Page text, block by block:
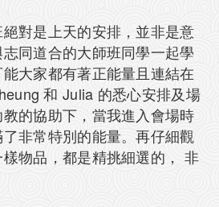
對是上天的安排，並非是意
同道合的大師班同學一起學
大家都有著正能量且連結在
和 Julia 的悉心安排及場
的協助下，當我進入會場時
非常特別的能量。再仔細觀
物品，都是精挑細選的， 非